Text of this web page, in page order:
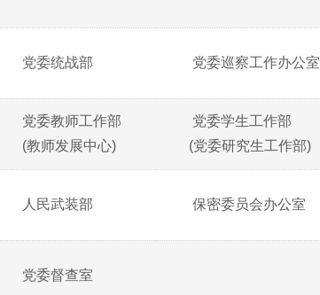
党委统战部 党委巡察工作办公室
党委教师工作部
(教师发展中心)
党委学生工作部
(党委研究生工作部)
人民武装部 保密委员会办公室
党委督查室